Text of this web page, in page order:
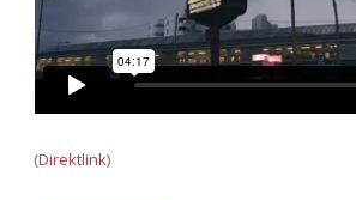
Adventskalender
(Direktlink)